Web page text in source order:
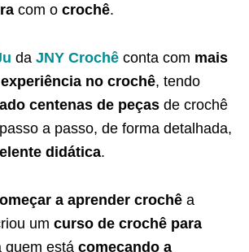
com o crochê.
da JNY Crochê conta com mais
no crochê, tendo
centenas de peças de crochê
a passo, de forma detalhada,
didática.
a aprender crochê a
um curso de crochê para
quem está começando a